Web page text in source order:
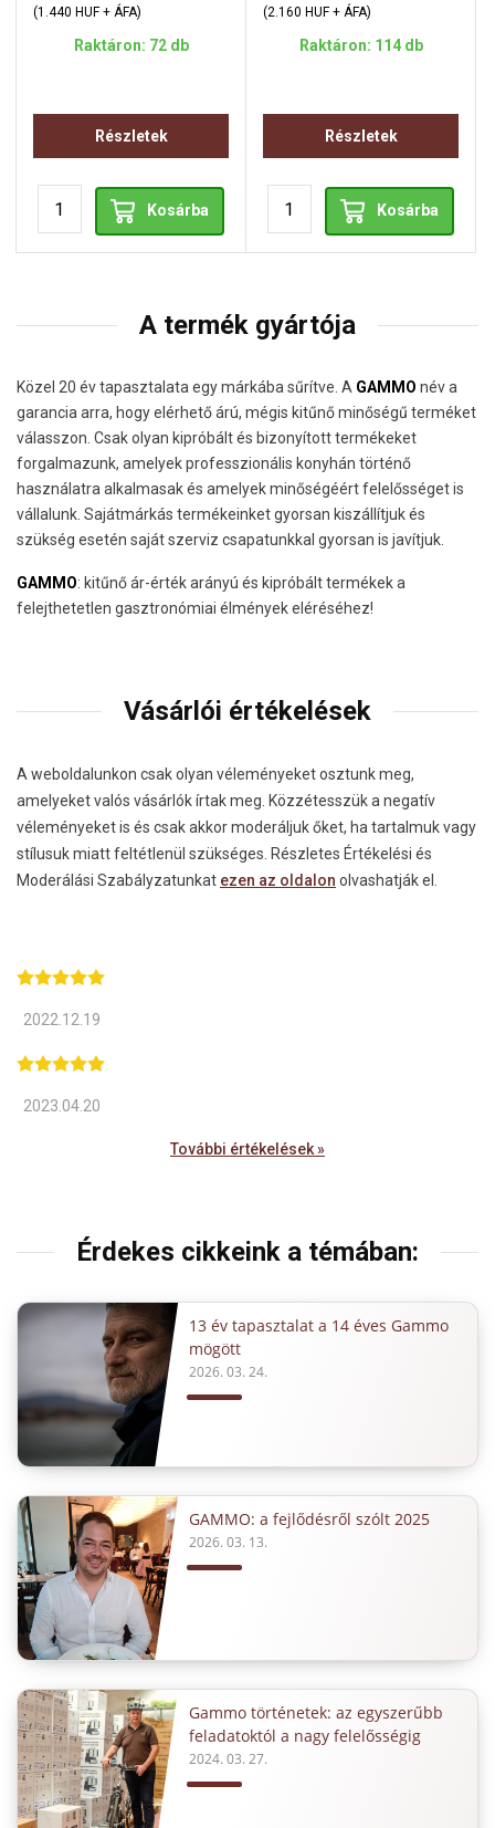
(1.440 HUF + ÁFA)
Raktáron: 72 db
Részletek
Kosárba
(2.160 HUF + ÁFA)
Raktáron: 114 db
Részletek
Kosárba
A termék gyártója
Közel 20 év tapasztalata egy márkába sűrítve. A GAMMO név a
garancia arra, hogy elérhető árú, mégis kitűnő minőségű terméket
válasszon. Csak olyan kipróbált és bizonyított termékeket
forgalmazunk, amelyek professzionális konyhán történő
használatra alkalmasak és amelyek minőségéért felelősséget is
vállalunk. Sajátmárkás termékeinket gyorsan kiszállítjuk és
szükség esetén saját szerviz csapatunkkal gyorsan is javítjuk.
GAMMO: kitűnő ár-érték arányú és kipróbált termékek a
felejthetetlen gasztronómiai élmények eléréséhez!
Vásárlói értékelések
A weboldalunkon csak olyan véleményeket osztunk meg,
amelyeket valós vásárlók írtak meg. Közzétesszük a negatív
véleményeket is és csak akkor moderáljuk őket, ha tartalmuk vagy
stílusuk miatt feltétlenül szükséges. Részletes Értékelési és
Moderálási Szabályzatunkat ezen az oldalon olvashatják el.
2022.12.19
2023.04.20
További értékelések »
Érdekes cikkeink a témában:
13 év tapasztalat a 14 éves Gammo
mögött
2026. 03. 24.
GAMMO: a fejlődésről szólt 2025
2026. 03. 13.
Gammo történetek: az egyszerűbb
feladatoktól a nagy felelősségig
2024. 03. 27.